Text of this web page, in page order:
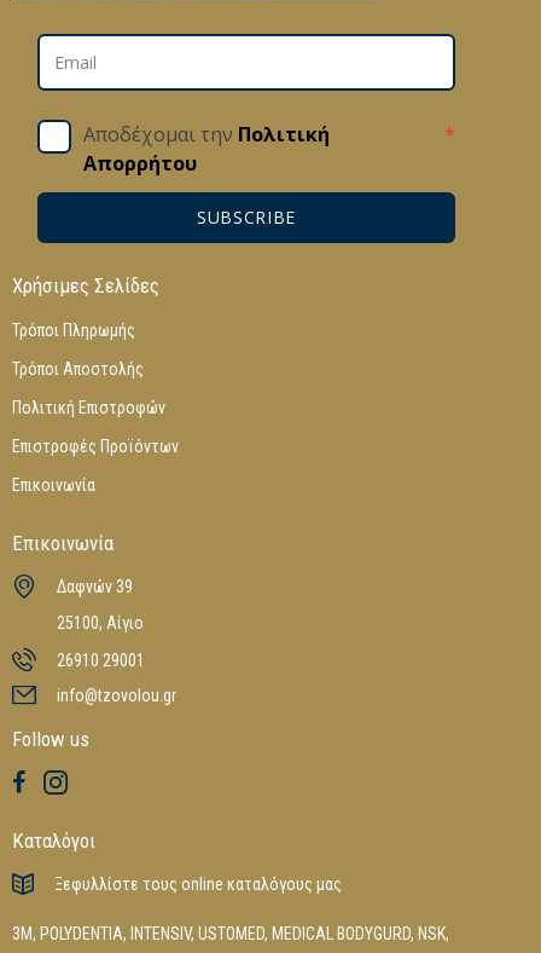
Αποδέχομαι την Πολιτική
Απορρήτου
*
SUBSCRIBE
Χρήσιμες Σελίδες
Τρόποι Πληρωμής
Τρόποι Αποστολής
Πολιτική Επιστροφών
Επιστροφές Προϊόντων
Επικοινωνία
Επικοινωνία
Δαφνών 39
25100, Αίγιο
26910 29001
info@tzovolou.gr
Follow us
Καταλόγοι
Ξεφυλλίστε τους online καταλόγους μας
3M, POLYDENTIA, INTENSIV, USTOMED, MEDICAL BODYGURD, NSK,